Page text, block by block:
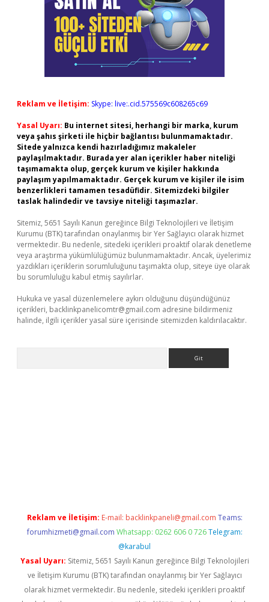
Reklam ve İletişim: Skype: live:.cid.575569c608265c69
Yasal Uyarı: Bu internet sitesi, herhangi bir marka, kurum
veya şahıs şirketi ile hiçbir bağlantısı bulunmamaktadır.
Sitede yalnızca kendi hazırladığımız makaleler
paylaşılmaktadır. Burada yer alan içerikler haber niteliği
taşımamakta olup, gerçek kurum ve kişiler hakkında
paylaşım yapılmamaktadır. Gerçek kurum ve kişiler ile isim
benzerlikleri tamamen tesadüfidir. Sitemizdeki bilgiler
taslak halindedir ve tavsiye niteliği taşımazlar.
Sitemiz, 5651 Sayılı Kanun gereğince Bilgi Teknolojileri ve İletişim
Kurumu (BTK) tarafından onaylanmış bir Yer Sağlayıcı olarak hizmet
vermektedir. Bu nedenle, sitedeki içerikleri proaktif olarak denetleme
veya araştırma yükümlülüğümüz bulunmamaktadır. Ancak, üyelerimiz
yazdıkları içeriklerin sorumluluğunu taşımakta olup, siteye üye olarak
bu sorumluluğu kabul etmiş sayılırlar.
Hukuka ve yasal düzenlemelere aykırı olduğunu düşündüğünüz
içerikleri, backlinkpanelicomtr@gmail.com adresine bildirmeniz
halinde, ilgili içerikler yasal süre içerisinde sitemizden kaldırılacaktır.
Reklam ve İletişim: E-mail: backlinkpaneli@gmail.com Teams:
forumhizmeti@gmail.com Whatsapp: 0262 606 0 726 Telegram:
@karabul
Yasal Uyarı: Sitemiz, 5651 Sayılı Kanun gereğince Bilgi Teknolojileri
ve İletişim Kurumu (BTK) tarafından onaylanmış bir Yer Sağlayıcı
olarak hizmet vermektedir. Bu nedenle, sitedeki içerikleri proaktif